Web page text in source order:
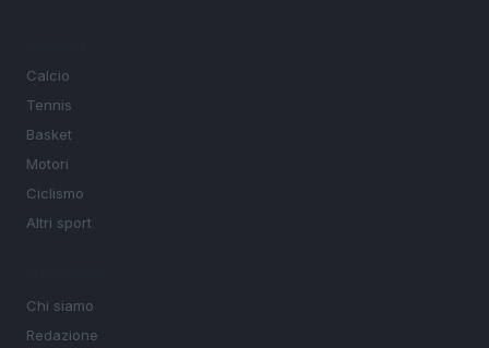
Calcio
Tennis
Basket
Motori
Ciclismo
Altri sport
Chi siamo
Redazione